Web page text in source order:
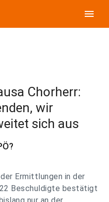
menu
Chorherr:
wir
sich aus
Ermittlungen in der
22 Beschuldigte bestätigt